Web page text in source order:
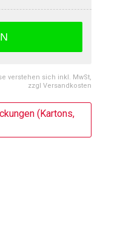
verstehen sich inkl. MwSt,
zzgl Versandkosten
(Kartons,